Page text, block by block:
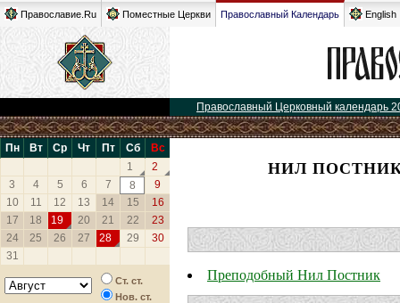
Православие.Ru Поместные Церкви Православный Календарь English
Православный Церковный календарь
Пн Вт Ср Чт Пт Сб
Вс
1
2
3
4 5 6 7 8
9
10
11 12 13 14 15
16
17
18 19 20 21 22
23
24
25 26 27 28 29
30
31
Ст. ст.
Нов. ст.
НИЛ
Преподобный Нил Постник